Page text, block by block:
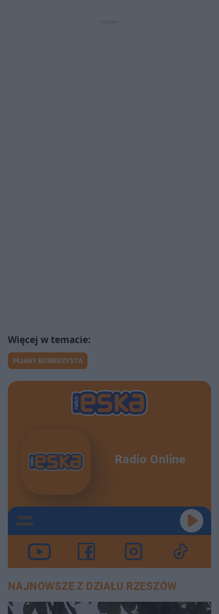
PIJANY ROWERZYSTA
Radio Online
TERAZ
GRAMY
NAJNOWSZE Z DZIAŁU RZESZÓW